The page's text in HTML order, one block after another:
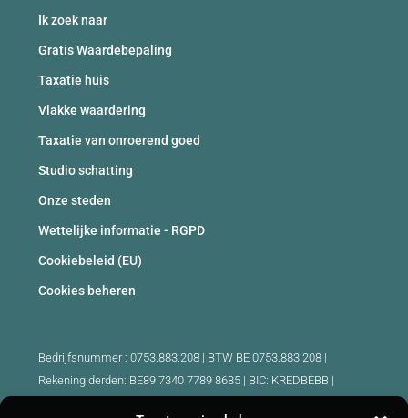
Ik zoek naar
Gratis Waardebepaling
Taxatie huis
Vlakke waardering
Taxatie van onroerend goed
Studio schatting
Onze steden
Wettelijke informatie - RGPD
Cookiebeleid (EU)
Cookies beheren
Bedrijfsnummer : 0753.883.208 | BTW BE 0753.883.208 |
Rekening derden: BE89 7340 7789 8685 | BIC: KREDBEBB |